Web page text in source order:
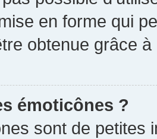
en forme qui
obtenue grâce à
émoticônes ?
sont de petites